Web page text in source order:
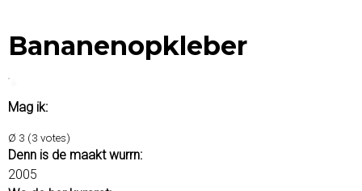
c
h
i
m
e
n
Bananenopkleber
Mag ik:
Ø 3 (3 votes)
Denn is de maakt wurrn:
2005